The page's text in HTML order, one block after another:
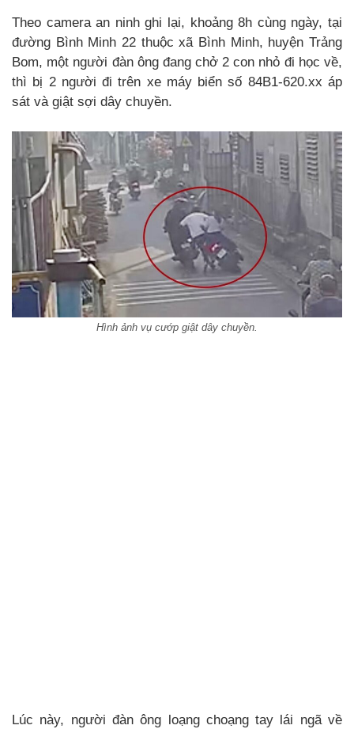
Theo camera an ninh ghi lại, khoảng 8h cùng ngày, tại
đường Bình Minh 22 thuộc xã Bình Minh, huyện Trảng
Bom, một người đàn ông đang chở 2 con nhỏ đi học về,
thì bị 2 người đi trên xe máy biển số 84B1-620.xx áp
sát và giật sợi dây chuyền.
Hình ảnh vụ cướp giật dây chuyền.
Lúc này, người đàn ông loạng choạng tay lái ngã về